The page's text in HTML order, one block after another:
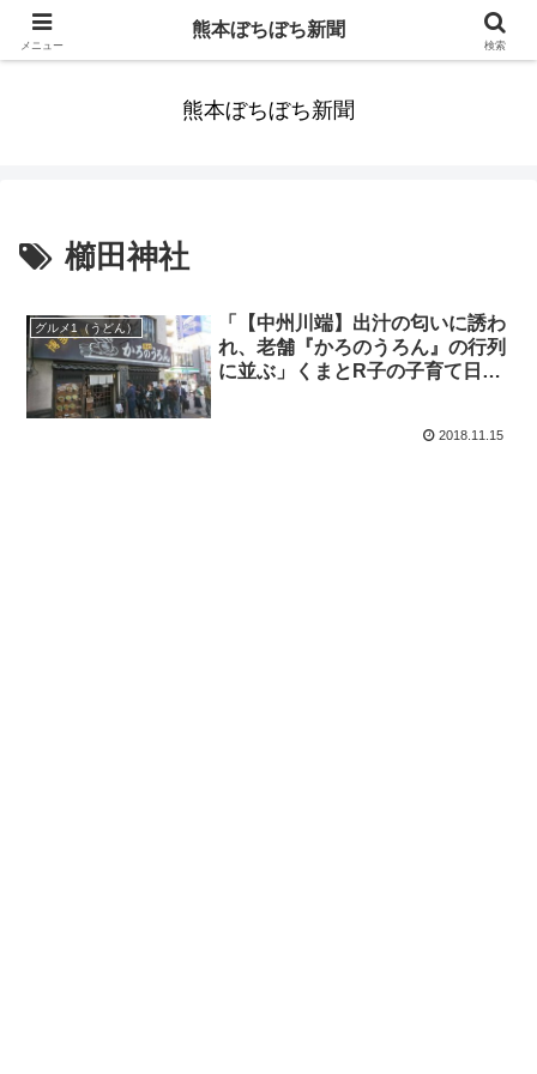
みんなまだ気づかずすごしていたんだわ。ずっといっしょに歩いてゆけるっ
熊本ぼちぼち新聞
櫛田神社
グルメ1（うどん）
「【中州川端】出汁の匂いに誘わ
れ、老舗『かろのうろん』の行列
に並ぶ」くまとR子の子育て日記
2018.11.15
メニュー
熊本ぼちぼち新聞
検索